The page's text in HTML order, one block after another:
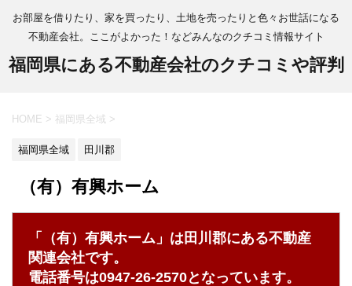
お部屋を借りたり、家を買ったり、土地を売ったりと色々お世話になる
不動産会社。ここがよかった！などみんなのクチコミ情報サイト
福岡県にある不動産会社のクチコミや評判
HOME > 福岡県全域 >
福岡県全域 田川郡
（有）有興ホーム
「（有）有興ホーム」は田川郡にある不動産
関連会社です。
電話番号は0947-26-2570となっています。